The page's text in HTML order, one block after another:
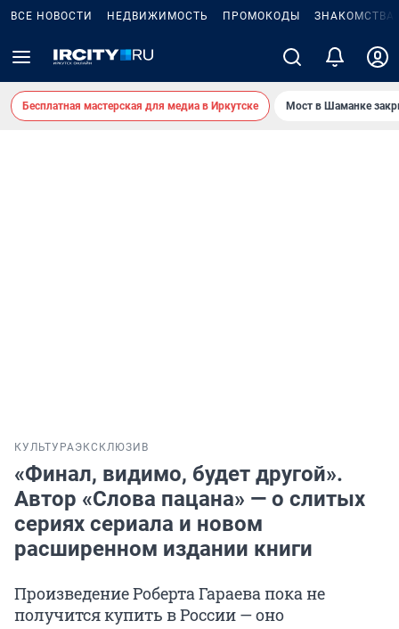
ВСЕ НОВОСТИ НЕДВИЖИМОСТЬ ПРОМОКОДЫ ЗНАКОМСТВА
Бесплатная мастерская для медиа в Иркутске Мост в Шаманке
КУЛЬТУРАЭКСКЛЮЗИВ
«Финал, видимо, будет другой».
Автор «Слова пацана» — о слитых
сериях сериала и новом
расширенном издании книги
Произведение Роберта Гараева пока не
получится купить в России — оно